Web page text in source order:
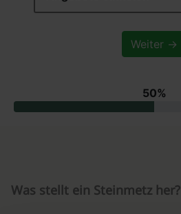
Was stellt ein Steinmetz her?